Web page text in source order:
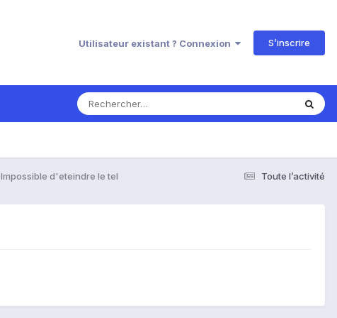
Utilisateur existant ? Connexion S’inscrire
Toute l’activité
Impossible d'eteindre le tel